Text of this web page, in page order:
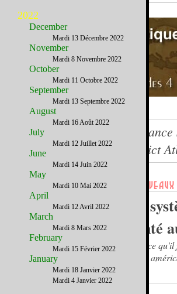
Tout sur le système
Le journal du French District
Le
Tout ce
santé
2022
December
Mardi 13 Décembre 2022
November
Mardi 8 Novembre 2022
October
Mardi 11 Octobre 2022
September
Mardi 13 Septembre 2022
August
Mardi 16 Août 2022
July
Mardi 12 Juillet 2022
June
Mardi 14 Juin 2022
May
Mardi 10 Mai 2022
April
Mardi 12 Avril 2022
March
Mardi 8 Mars 2022
February
Mardi 15 Février 2022
January
Mardi 18 Janvier 2022
Mardi 4 Janvier 2022